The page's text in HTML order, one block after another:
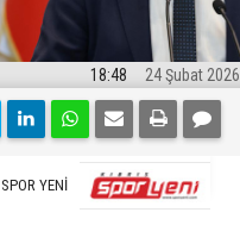
18:48 24 Şubat 2026
SPOR YENİ